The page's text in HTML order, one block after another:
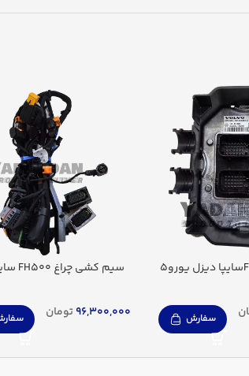
سفارش
سیم کشی چراغ FH500 سایپا دیزل
96,300,000تومان